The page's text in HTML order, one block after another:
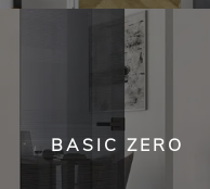
BASIC ZERO